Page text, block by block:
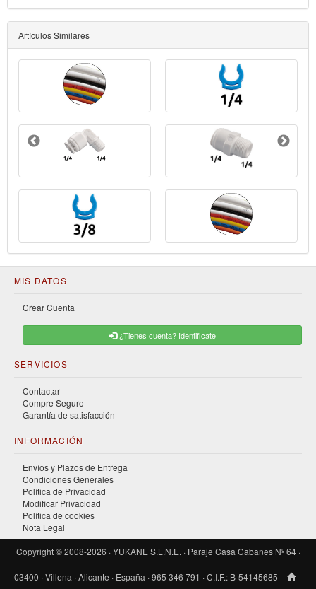
Artículos Similares
MIS DATOS
Crear Cuenta
¿Tienes cuenta? Identificate
SERVICIOS
Contactar
Compre Seguro
Garantía de satisfacción
INFORMACIÓN
Envíos y Plazos de Entrega
Condiciones Generales
Política de Privacidad
Modificar Privacidad
Política de cookies
Nota Legal
Copyright © 2008-2026 · YUKANE S.L.N.E. · Paraje Casa Cabanes Nº 64 ·
03400 · Villena · Alicante · España · 965 346 791 · C.I.F.: B-54145685